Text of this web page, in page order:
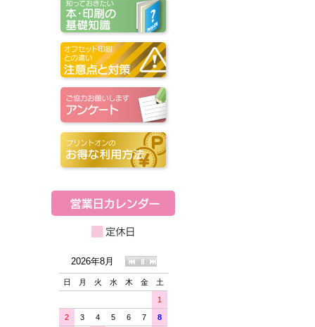
2026年8月
日 月 火 水 木 金 土
1
2 3 4 5 6 7 8